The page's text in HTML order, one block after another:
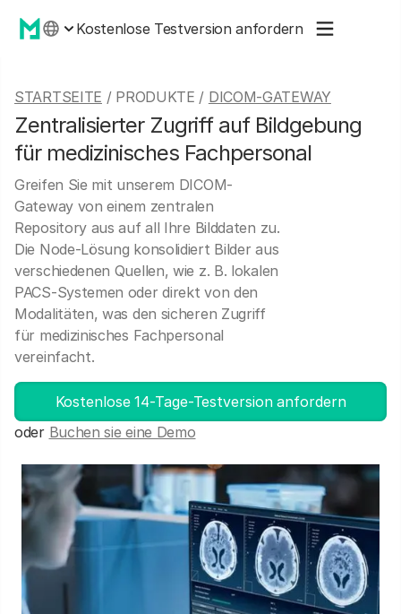
Kostenlose Testversion anfordern
STARTSEITE / PRODUKTE / DICOM-GATEWAY
Zentralisierter Zugriff auf Bildgebung
für medizinisches Fachpersonal
Greifen Sie mit unserem DICOM-
Gateway von einem zentralen
Repository aus auf all Ihre Bilddaten zu.
Die Node-Lösung konsolidiert Bilder aus
verschiedenen Quellen, wie z. B. lokalen
PACS-Systemen oder direkt von den
Modalitäten, was den sicheren Zugriff
für medizinisches Fachpersonal
vereinfacht.
Kostenlose 14-Tage-Testversion anfordern
oder Buchen sie eine Demo